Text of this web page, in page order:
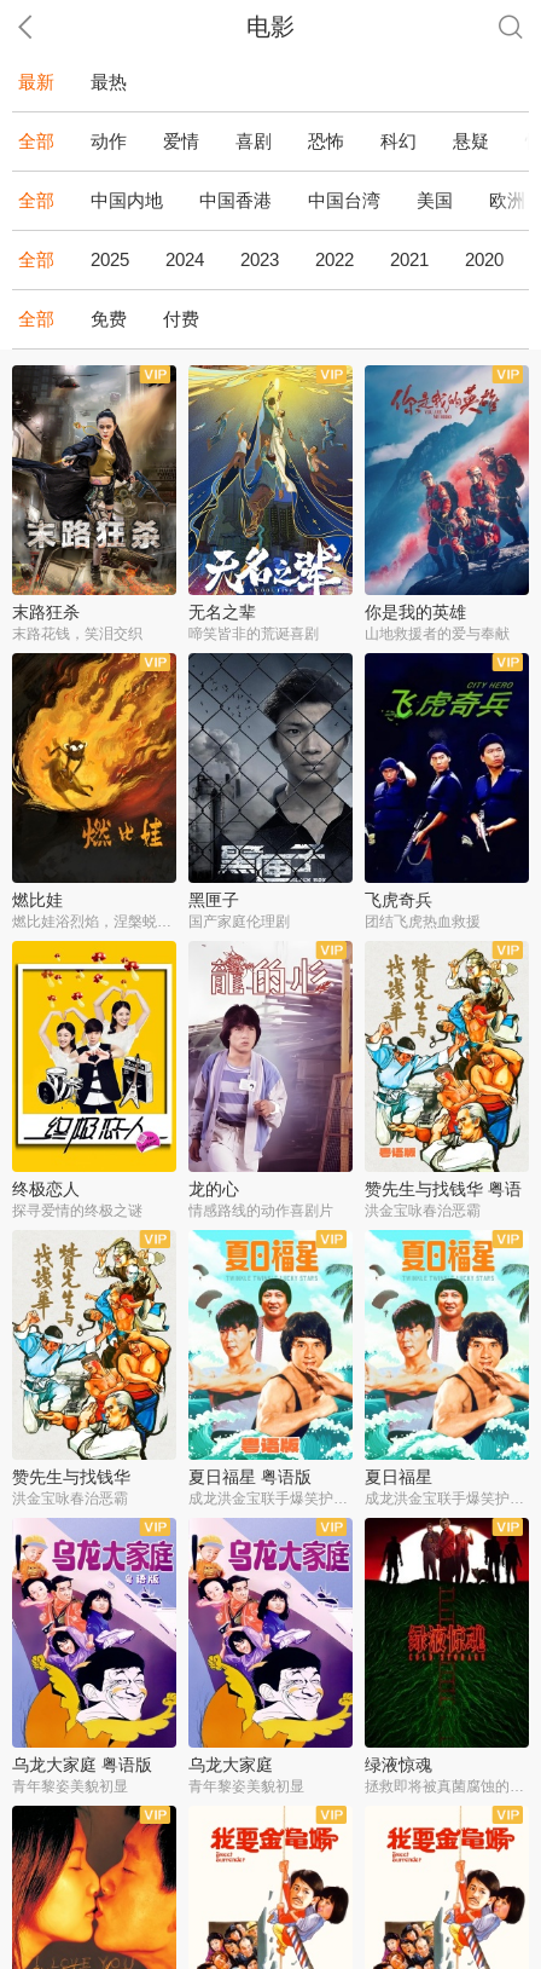
电影
最新 最热
全部 动作 爱情 喜剧 恐怖 科幻 悬疑
全部 中国内地 中国香港 中国台湾 美国 欧洲
全部 2025 2024 2023 2022 2021 2020
全部 免费 付费
末路狂杀
末路花钱，笑泪交织
无名之辈
啼笑皆非的荒诞喜剧
你是我的英雄
山地救援者的爱与奉献
燃比娃
燃比娃浴烈焰，涅槃蜕变成人
黑匣子
国产家庭伦理剧
飞虎奇兵
团结飞虎热血救援
终极恋人
探寻爱情的终极之谜
龙的心
情感路线的动作喜剧片
赞先生与找钱华 粤语
版
洪金宝咏春治恶霸
赞先生与找钱华
洪金宝咏春治恶霸
夏日福星 粤语版
成龙洪金宝联手爆笑护美女
夏日福星
成龙洪金宝联手爆笑护美女
乌龙大家庭 粤语版
青年黎姿美貌初显
乌龙大家庭
青年黎姿美貌初显
绿液惊魂
拯救即将被真菌腐蚀的世界